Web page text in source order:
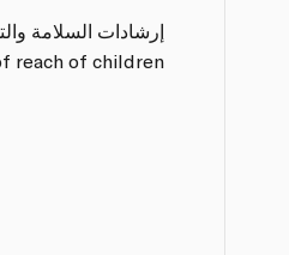
إرشادات السلامة
reach of children.